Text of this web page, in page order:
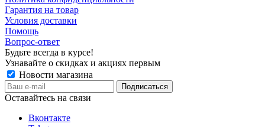
Гарантия на товар
Условия доставки
Помощь
Вопрос-ответ
Будьте всегда в курсе!
Узнавайте о скидках и акциях первым
Новости магазина
Оставайтесь на связи
Вконтакте